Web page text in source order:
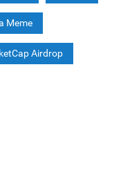
Meme
Airdrop